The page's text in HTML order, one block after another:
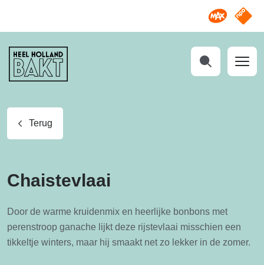
Omroep
NPO
Heel
Holland
Bakt
Terug
Chaistevlaai
Door de warme kruidenmix en heerlijke bonbons met
perenstroop ganache lijkt deze rijstevlaai misschien een
tikkeltje winters, maar hij smaakt net zo lekker in de zomer.